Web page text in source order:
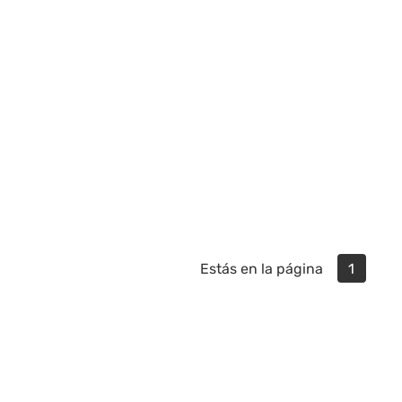
Estás en la página 1